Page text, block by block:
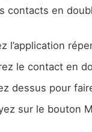
contacts en
l’application
le contact en
dessus pour
sur le bouton